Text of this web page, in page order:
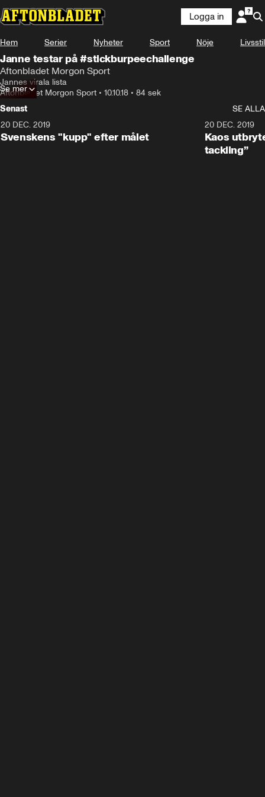
Logga in
Hem Serier Nyheter Sport Nöje Livsstil
Janne testar på #stickburpeechallenge
Aftonbladet Morgon Sport
Jannes virala lista
Aftonbladet Morgon Sport • 10.10.18 • 84 sek
Se mer
Senast
SE ALLA
20 DEC. 2019
Svenskens "kupp" efter målet
20 DEC. 2019
Kaos
tackling”